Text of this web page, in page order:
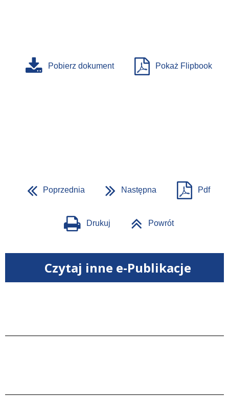
Pobierz dokument Pokaż Flipbook
Poprzednia Następna Pdf
Drukuj Powrót
Czytaj inne e-Publikacje